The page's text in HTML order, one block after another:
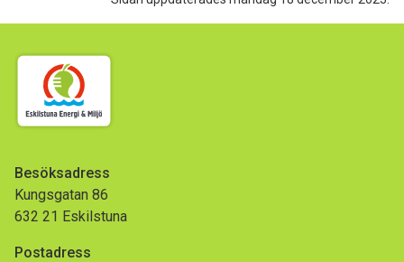
Besöksadress
Kungsgatan 86
632 21 Eskilstuna
Postadress